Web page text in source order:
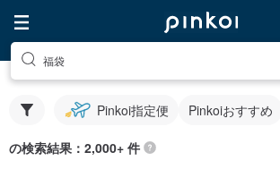
福袋
Pinkoi指定便 Pinkoiおすすめ
の検索結果：2,000+ 件